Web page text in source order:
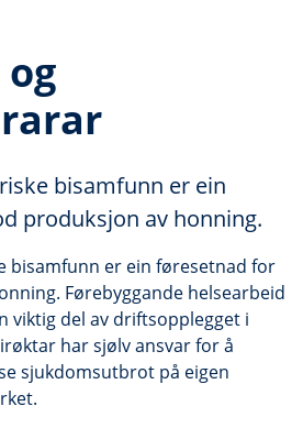
bisamfunn er ein
produksjon av honning.
bisamfunn er ein føresetnad for
Førebyggande helsearbeid
viktig del av driftsopplegget i
har sjølv ansvar for å
sjukdomsutbrot på eigen